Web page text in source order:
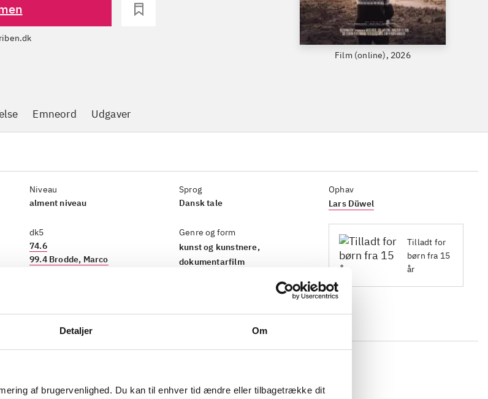
Detaljer Om
af brugervenlighed. Du kan til enhver tid ændre eller tilbagetrække dit
Film (online), 2026
Emneord Udgaver
Niveau
alment niveau
dk5
74.6
99.4 Brodde, Marco
Sprog
Dansk tale
Genre og form
kunst og kunstnere,
dokumentarfilm
Ophav
Lars Düwel
Tilladt for
børn fra 15
år